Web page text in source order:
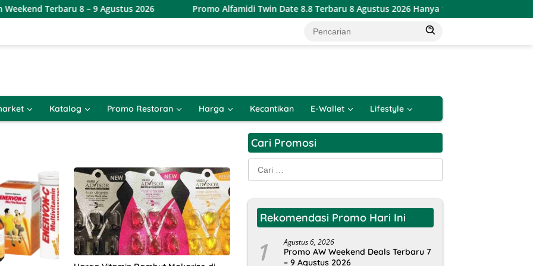
Terbaru 8 – 9 Agustus 2026 Promo Alfamidi Twin Date 8.8 Terbaru 8 Agustus 2026 Hanya 1 Hari
Katalog Promo Restoran Harga Kecantikan E-Wallet Lifestyle
Cari Promosi
Cari
untuk:
Rekomendasi Promo Hari Ini
1 Agustus 6, 2026
Promo AW Weekend Deals Terbaru 7
– 9 Agustus 2026